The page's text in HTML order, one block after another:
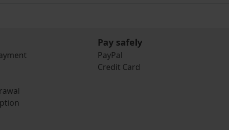
Pay safely
PayPal
Credit Card